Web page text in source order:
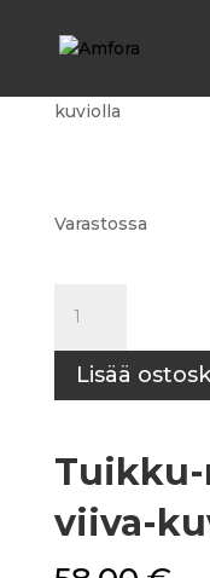
kuviolla
Varastossa
maljakko
viiva-
kuviolla
määrä
Lisää
viiva-